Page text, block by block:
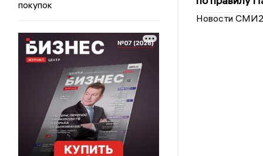
покупок
Новости СМИ2